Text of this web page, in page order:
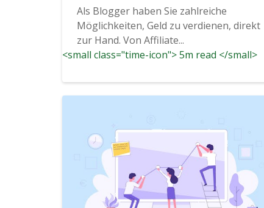
Als Blogger haben Sie zahlreiche
Möglichkeiten, Geld zu verdienen, direkt
zur Hand. Von Affiliate...
<small class="time-icon"> 5m read </small>